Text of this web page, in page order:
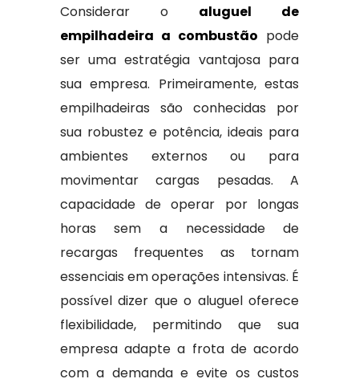
Considerar o aluguel de
empilhadeira a combustão pode
ser uma estratégia vantajosa para
sua empresa. Primeiramente, estas
empilhadeiras são conhecidas por
sua robustez e potência, ideais para
ambientes externos ou para
movimentar cargas pesadas. A
capacidade de operar por longas
horas sem a necessidade de
recargas frequentes as tornam
essenciais em operações intensivas. É
possível dizer que o aluguel oferece
flexibilidade, permitindo que sua
empresa adapte a frota de acordo
com a demanda e evite os custos